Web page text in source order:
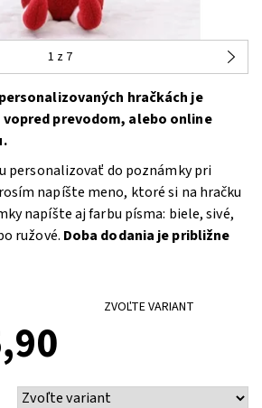
1 z 7
hračkách je
prevodom, alebo online
personalizovať do poznámky pri
napíšte meno, ktoré si na hračku
napíšte aj farbu písma: biele, sivé,
ružové. Doba dodania je približne
ZVOĽTE VARIANT